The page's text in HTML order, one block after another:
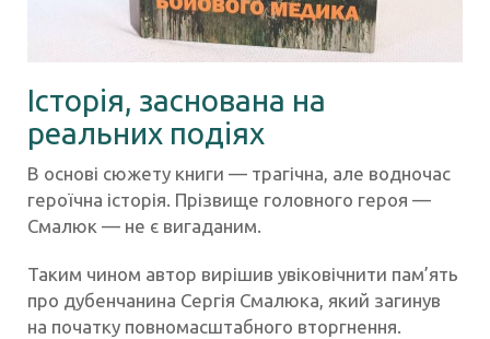
Історія, заснована на
реальних подіях
В основі сюжету книги — трагічна, але водночас
героїчна історія. Прізвище головного героя —
Смалюк — не є вигаданим.
Таким чином автор вирішив увіковічнити пам’ять
про дубенчанина Сергія Смалюка, який загинув
на початку повномасштабного вторгнення.